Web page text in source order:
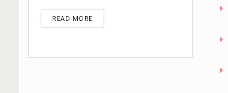
READ MOREDETAILS